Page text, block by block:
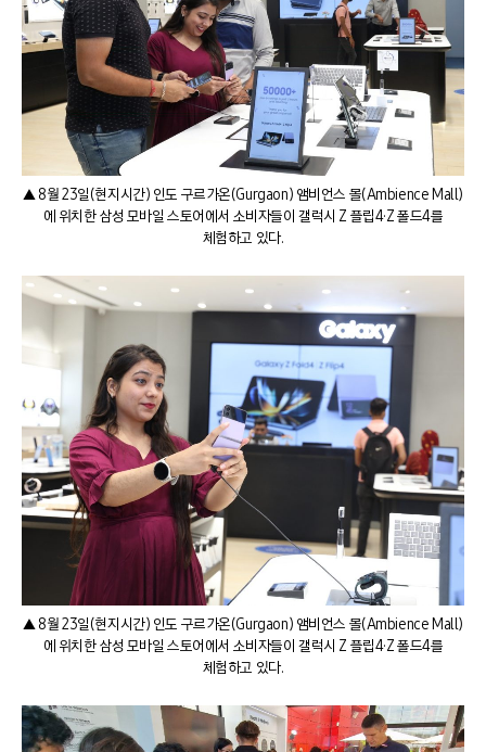
▲ 8월 23일(현지시간) 인도 구르가온(Gurgaon) 앰비언스 몰(Ambience Mall)
에 위치한 삼성 모바일 스토어에서 소비자들이 갤럭시 Z 플립4·Z 폴드4를
체험하고 있다.
▲ 8월 23일(현지시간) 인도 구르가온(Gurgaon) 앰비언스 몰(Ambience Mall)
에 위치한 삼성 모바일 스토어에서 소비자들이 갤럭시 Z 플립4·Z 폴드4를
체험하고 있다.